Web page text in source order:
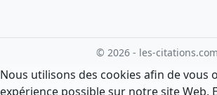
© 2026 - les-citations.com
Nous utilisons des cookies afin de vous
expérience possible sur notre site Web.